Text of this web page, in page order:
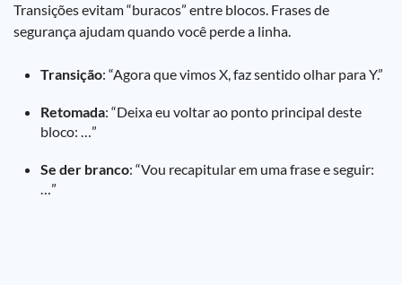
Transições evitam “buracos” entre blocos. Frases de
segurança ajudam quando você perde a linha.
Transição: “Agora que vimos X, faz sentido olhar para Y.”
Retomada: “Deixa eu voltar ao ponto principal deste
bloco: …”
Se der branco: “Vou recapitular em uma frase e seguir:
…”